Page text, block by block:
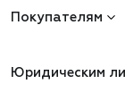
Покупателям
Юридическим